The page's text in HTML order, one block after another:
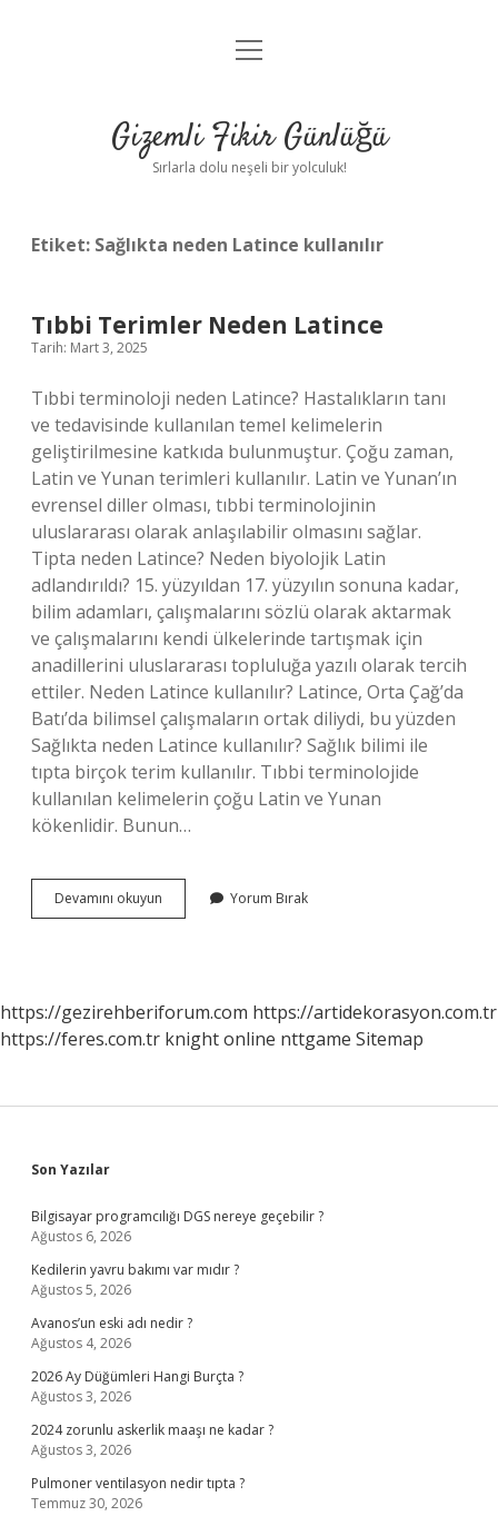
Anasayfa
Yasal Uyarı
menüyü
Gizemli Fikir Günlüğü
Sırlarla dolu neşeli bir yolculuk!
Etiket: Sağlıkta neden Latince kullanılır
Tıbbi Terimler Neden Latince
Tarih: Mart 3, 2025
Tıbbi terminoloji neden Latince? Hastalıkların tanı
ve tedavisinde kullanılan temel kelimelerin
geliştirilmesine katkıda bulunmuştur. Çoğu zaman,
Latin ve Yunan terimleri kullanılır. Latin ve Yunan’ın
evrensel diller olması, tıbbi terminolojinin
uluslararası olarak anlaşılabilir olmasını sağlar.
Tipta neden Latince? Neden biyolojik Latin
adlandırıldı? 15. yüzyıldan 17. yüzyılın sonuna kadar,
bilim adamları, çalışmalarını sözlü olarak aktarmak
ve çalışmalarını kendi ülkelerinde tartışmak için
anadillerini uluslararası topluluğa yazılı olarak tercih
ettiler. Neden Latince kullanılır? Latince, Orta Çağ’da
Batı’da bilimsel çalışmaların ortak diliydi, bu yüzden
Sağlıkta neden Latince kullanılır? Sağlık bilimi ile
tıpta birçok terim kullanılır. Tıbbi terminolojide
kullanılan kelimelerin çoğu Latin ve Yunan
kökenlidir. Bunun…
Devamını okuyun
Terimler
Yorum Bırak
https://gezirehberiforum.com https://artidekorasyon.com.tr
https://feres.com.tr knight online nttgame Sitemap
Sidebar
Son Yazılar
Bilgisayar programcılığı DGS nereye geçebilir ?
Ağustos 6, 2026
Kedilerin yavru bakımı var mıdır ?
Ağustos 5, 2026
Avanos’un eski adı nedir ?
Ağustos 4, 2026
2026 Ay Düğümleri Hangi Burçta ?
Ağustos 3, 2026
2024 zorunlu askerlik maaşı ne kadar ?
Ağustos 3, 2026
Pulmoner ventilasyon nedir tıpta ?
Temmuz 30, 2026